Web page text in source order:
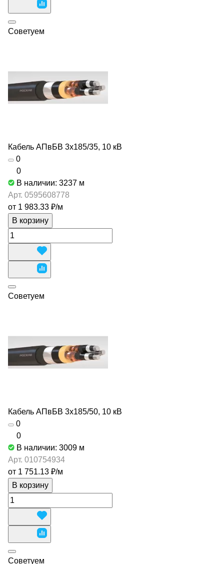
Советуем
Кабель АПвБВ 3х185/35, 10 кВ
0
0
В наличии: 3237 м
Арт. 0595608778
от 1 983.33 ₽/м
В корзину
Советуем
Кабель АПвБВ 3х185/50, 10 кВ
0
0
В наличии: 3009 м
Арт. 010754934
от 1 751.13 ₽/м
В корзину
Советуем